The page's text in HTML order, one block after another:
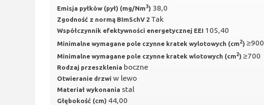
Emisja pyłków (pył) (mg/Nm3) 38,0
Zgodność z normą BImSchV 2 Tak
Współczynnik efektywności energetycznej EEI 105,40
Minimalne wymagane pole czynne kratek wylotowych (cm2) ≥900
Minimalne wymagane pole czynne kratek wlotowych (cm2) ≥700
Rodzaj przeszklenia boczne
Otwieranie drzwi w lewo
Materiał wykonania stal
Głębokość (cm) 44,00